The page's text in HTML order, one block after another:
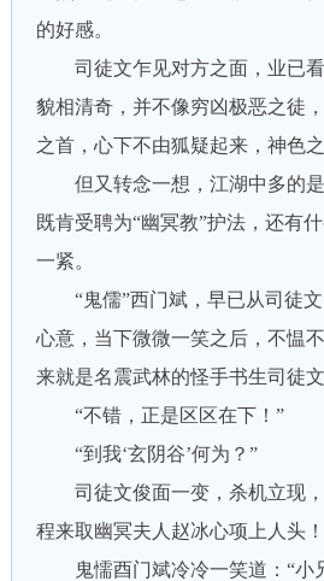
的好感。
司徒文乍见对方之面，业已看
貌相清奇，并不像穷凶极恶之徒
之首，心下不由狐疑起来，神色
但又转念一想，江湖中多的是
既肯受聘为“幽冥教”护法，还有
一紧。
“鬼儒”西门斌，早已从司徒文
心意，当下微微一笑之后，不愠
来就是名震武林的怪手书生司徒
“不错，正是区区在下！”
“到我‘玄阴谷’何为？”
司徒文俊面一变，杀机立现，
程来取幽冥夫人赵冰心项上人头
鬼懦酉门斌冷冷一笑道：“小